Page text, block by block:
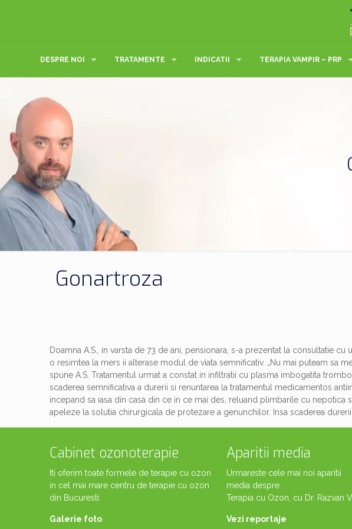
DESPRE NOI TRATAMENTE INDICATII TERAPIA VAMPIR – PRP
Gonartroza
Doamna A.S., in varsta de 73 de ani, pensionara, s-a prezentat la consultatie
o resimtea la mers ii alterase modul de viata semnificativ. „Nu mai puteam sa
spune A.S. Tratamentul urmat a constat in infiltratii cu plasma imbogatita
scaderea semnificativa a durerii si renuntarea la tratamentul medicamentos
incepand sa iasa din casa din ce in ce mai des, reluand plimbarile cu nepotica
apeleze la solutia chirurgicala de protezare a genunchilor. Insa scaderea
Cabinet ozonoterapie
Iti oferim toate formele de terapie cu ozon
in cel mai mare centru de terapie cu ozon
din Bucuresti.
Galerie foto
Aparitii media
Urmareste cele mai noi aparitii
media despre
Terapia cu Ozon, cu Dr. Razvan
Vezi reportaje